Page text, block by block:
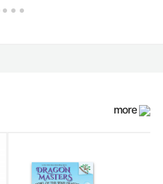
more